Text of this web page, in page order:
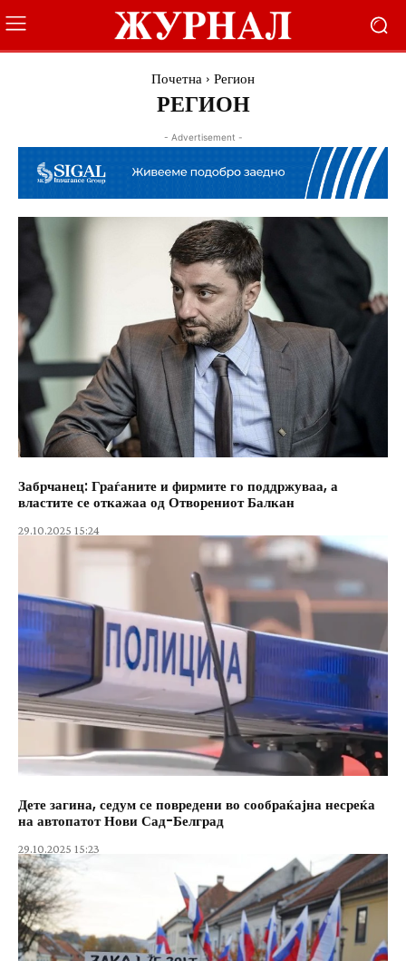
Почетна Регион
РЕГИОН
- Advertisement -
Забрчанец: Граѓаните и фирмите го поддржуваа, а
властите се откажаа од Отворениот Балкан
29.10.2025 15:24
Дете загина, седум се повредени во сообраќајна несреќа
на автопатот Нови Сад-Белград
29.10.2025 15:23